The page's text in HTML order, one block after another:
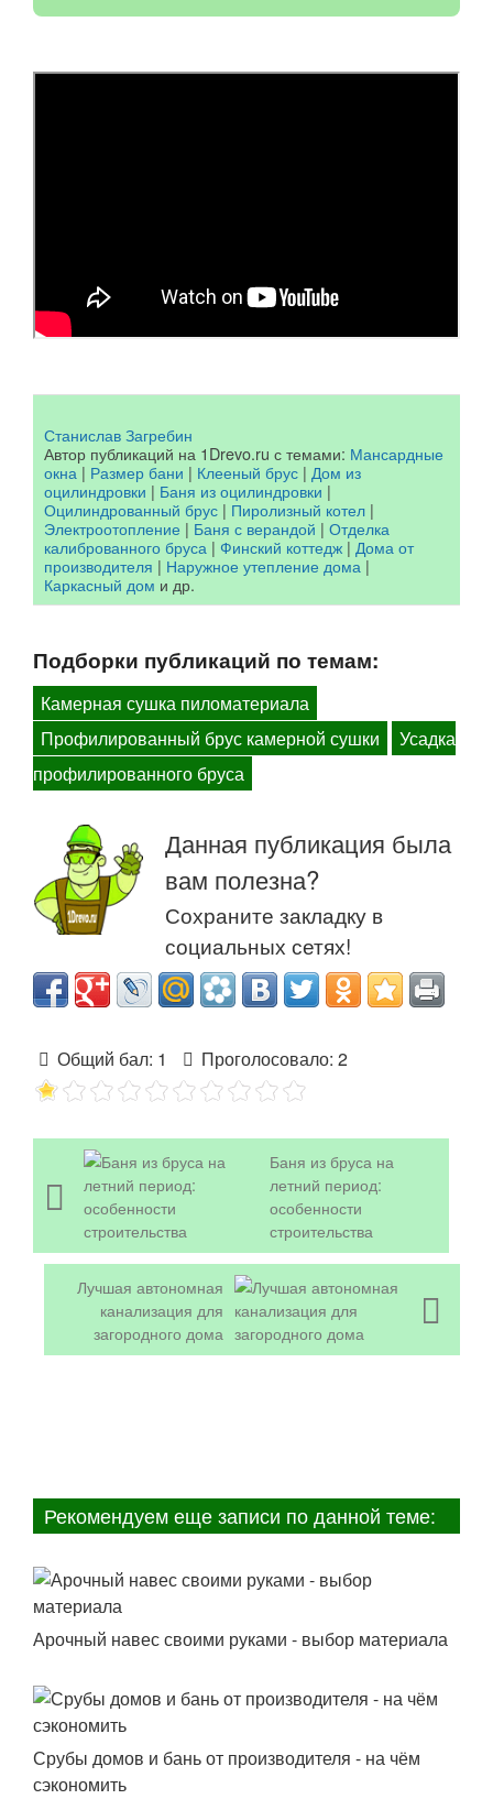
Станислав Загребин
Автор публикаций на 1Drevo.ru с темами: Мансардные
окна | Размер бани | Клееный брус | Дом из
оцилиндровки | Баня из оцилиндровки |
Оцилиндрованный брус | Пиролизный котел |
Электроотопление | Баня с верандой | Отделка
калиброванного бруса | Финский коттедж | Дома от
производителя | Наружное утепление дома |
Каркасный дом и др.
Подборки публикаций по темам:
Камерная сушка пиломатериала
Профилированный брус камерной сушки
Усадка
профилированного бруса
Данная публикация была
вам полезна?
Сохраните закладку в
социальных сетях!
Общий бал: 1 Проголосовало: 2
Баня из бруса на
летний период:
особенности
строительства
Лучшая автономная
канализация для
загородного дома
Рекомендуем еще записи по данной теме:
Арочный навес своими руками - выбор материала
Срубы домов и бань от производителя - на чём
сэкономить